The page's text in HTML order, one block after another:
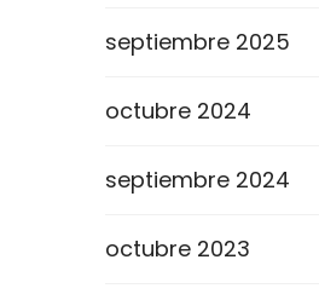
septiembre 2025
octubre 2024
septiembre 2024
octubre 2023